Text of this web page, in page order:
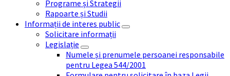
Programe și Strategii
Rapoarte și Studii
Informații de interes public
Solicitare informații
Legislație
Numele și prenumele persoanei responsabile
pentru Legea 544/2001